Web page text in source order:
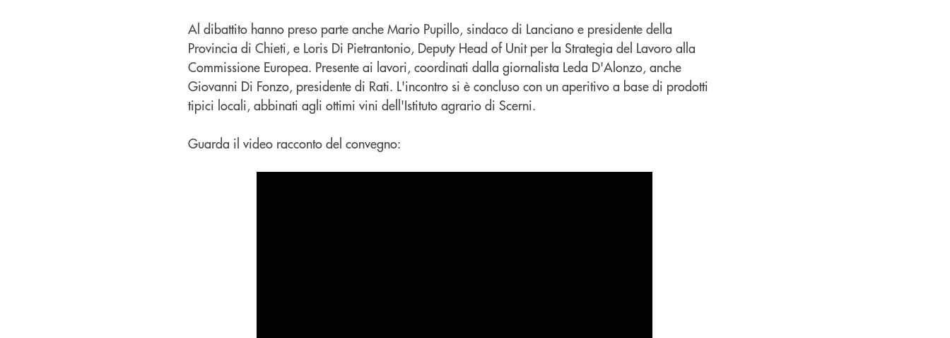
Al dibattito hanno preso parte anche Mario Pupillo, sindaco di Lanciano e presidente della
Provincia di Chieti, e Loris Di Pietrantonio, Deputy Head of Unit per la Strategia del Lavoro alla
Commissione Europea. Presente ai lavori, coordinati dalla giornalista Leda D'Alonzo, anche
Giovanni Di Fonzo, presidente di Rati. L'incontro si è concluso con un aperitivo a base di prodotti
tipici locali, abbinati agli ottimi vini dell'Istituto agrario di Scerni.
Guarda il video racconto del convegno: